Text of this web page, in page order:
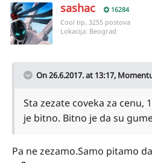
sashac 16284
Cool tip, 3255 postova
Lokacija: Beograd
On 26.6.2017. at 13:17,
Sta zezate coveka za cenu,
je bitno. Bitno je da su
Pa ne zezamo.Samo pitamo